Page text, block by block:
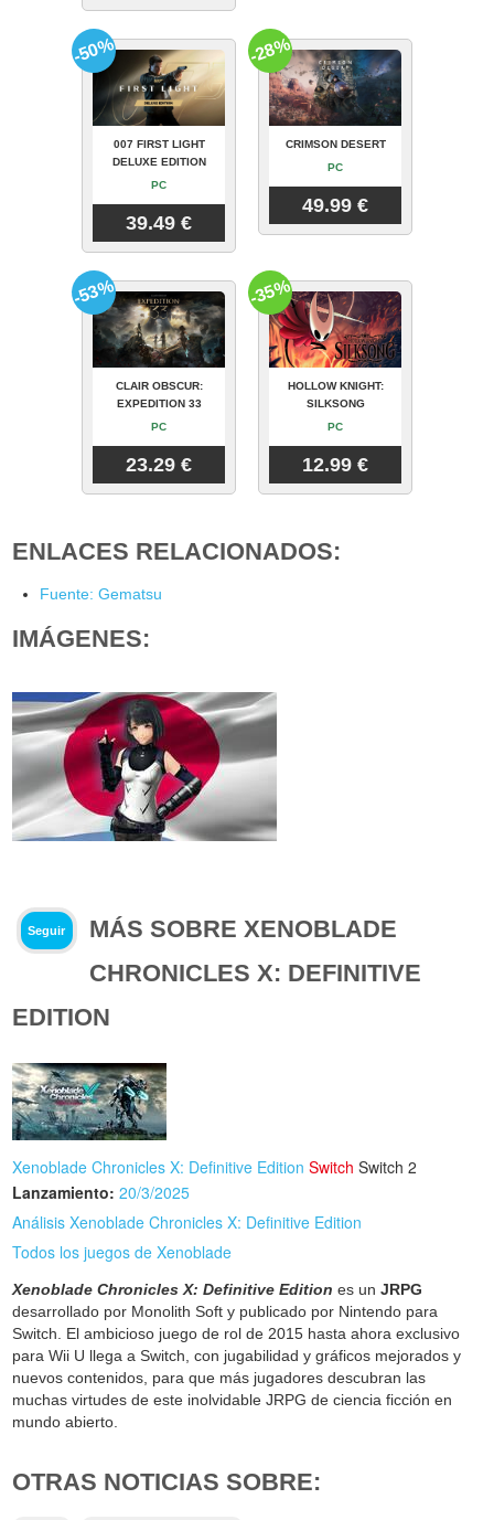
007 FIRST LIGHT
DELUXE EDITION
PC
39.49 €
-50%
CRIMSON DESERT
PC
49.99 €
-28%
CLAIR OBSCUR:
EXPEDITION 33
PC
23.29 €
-53%
HOLLOW KNIGHT:
SILKSONG
PC
12.99 €
-35%
ENLACES RELACIONADOS:
Fuente: Gematsu
IMÁGENES:
Seguir
MÁS SOBRE XENOBLADE
CHRONICLES X: DEFINITIVE
EDITION
Xenoblade Chronicles X: Definitive Edition Switch Switch 2
Lanzamiento: 20/3/2025
Análisis Xenoblade Chronicles X: Definitive Edition
Todos los juegos de Xenoblade
Xenoblade Chronicles X: Definitive Edition es unJRPG
desarrollado por Monolith Soft y publicado por Nintendo para
Switch. El ambicioso juego de rol de 2015 hasta ahora exclusivo
para Wii U llega a Switch, con jugabilidad y gráficos mejorados y
nuevos contenidos, para que más jugadores descubran las
muchas virtudes de este inolvidable JRPG de ciencia ficción en
mundo abierto.
OTRAS NOTICIAS SOBRE: